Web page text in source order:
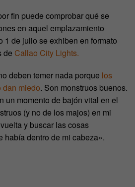
fin puede comprobar qué se
en aquel emplazamiento
1 de julio se exhiben en formato
de Callao City Lights.
deben temer nada porque los
dan miedo. Son monstruos buenos.
un momento de bajón vital en el
(y no de los majos) en mi
y buscar las cosas
había dentro de mi cabeza».